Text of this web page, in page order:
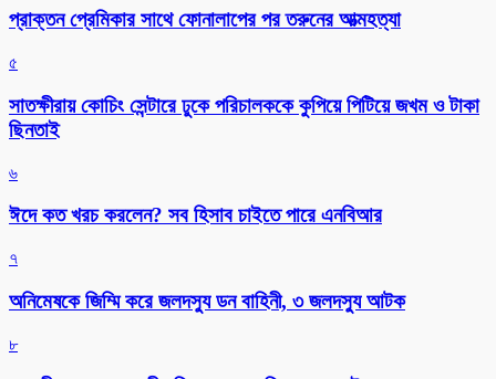
প্রাক্তন প্রেমিকার সাথে ফোনালাপের পর তরুনের আত্মহত্যা
৫
সাতক্ষীরায় কোচিং সেন্টারে ঢুকে পরিচালককে কুপিয়ে পিটিয়ে জখম ও টাকা
ছিনতাই
৬
ঈদে কত খরচ করলেন? সব হিসাব চাইতে পারে এনবিআর
৭
অনিমেষকে জিম্মি করে জলদস্যু ডন বাহিনী, ৩ জলদস্যু আটক
৮